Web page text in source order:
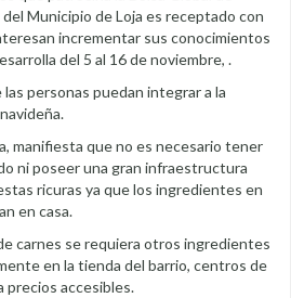
Municipio de Loja es receptado con
incrementar sus conocimientos
del 5 al 16 de noviembre, .
personas puedan integrar a la
manifiesta que no es necesario tener
ni poseer una gran infraestructura
ricuras ya que los ingredientes en
en casa.
carnes se requiera otros ingredientes
en la tienda del barrio, centros de
precios accesibles.